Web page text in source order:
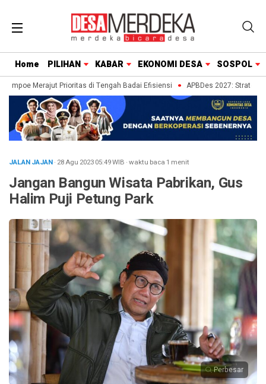
Home PILIHAN KABAR EKONOMI DESA SOSPOL
Merajut Prioritas di Tengah Badai Efisiensi APBDes 2027: Strategi
JALAN JAJAN· 28 Agu 202305:49WIB ·waktu baca 1 menit
Jangan Bangun Wisata Pabrikan, Gus
Halim Puji Petung Park
Perbesar